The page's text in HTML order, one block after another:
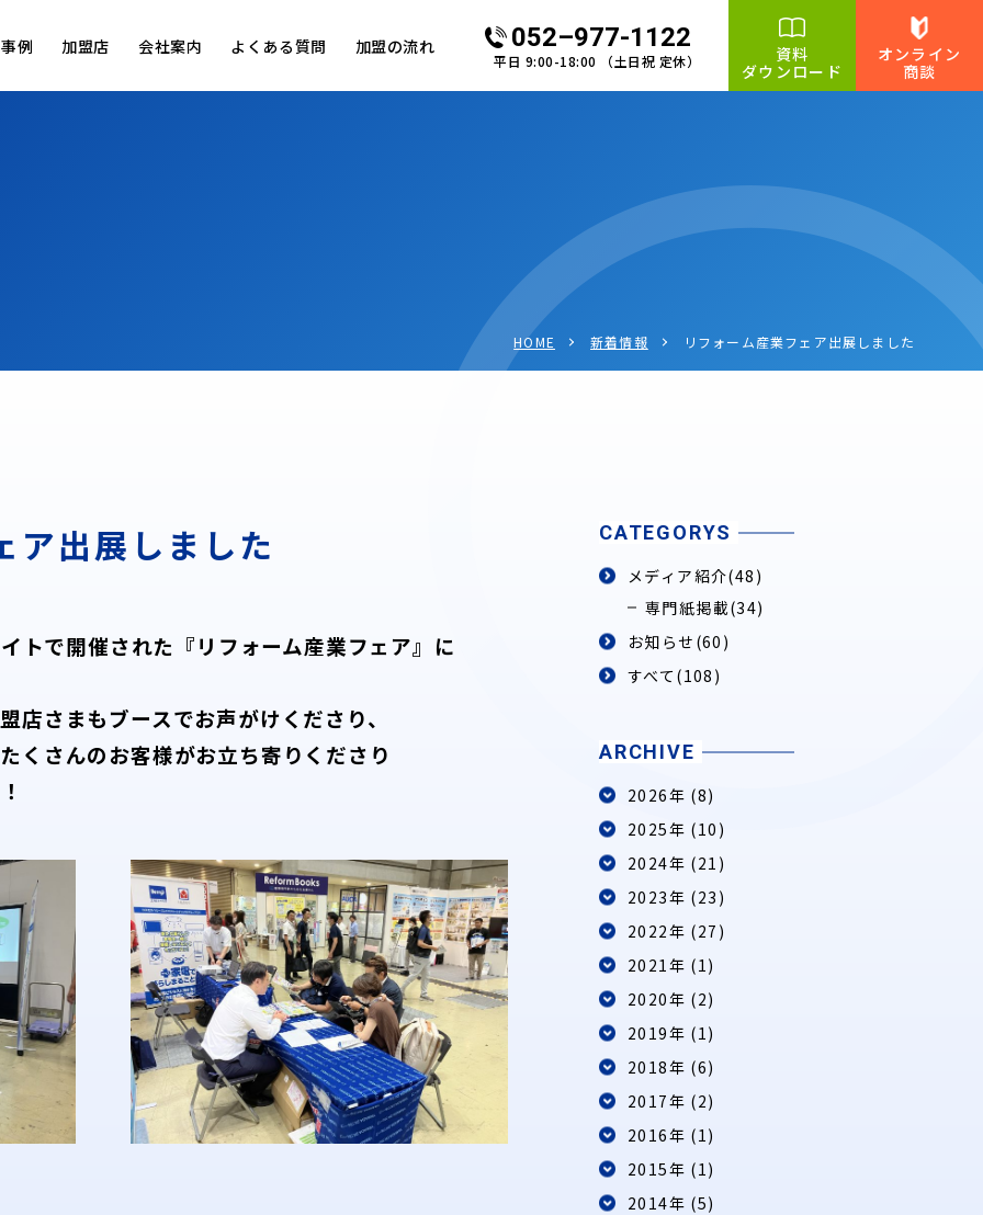
例 加盟店 会社案内 よくある質問 加盟の流れ 052–977-1122
平日 9:00-18:00 （土日祝 定休）
資料
ダウンロード
オンライン
商談
HOME 新着情報 リフォーム産業フェア出展しました
ア出展しました
で開催された『リフォーム産業フェア』に
店さまもブースでお声がけくださり、
くさんのお客様がお立ち寄りくださり
CATEGORYS
メディア紹介(48)
専門紙掲載(34)
お知らせ (60)
すべて(108)
ARCHIVE
2026年 (8)
2025年 (10)
2024年 (21)
2023年 (23)
2022年 (27)
2021年 (1)
2020年 (2)
2019年 (1)
2018年 (6)
2017年 (2)
2016年 (1)
2015年 (1)
2014年 (5)